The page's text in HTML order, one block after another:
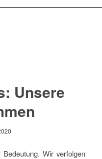
Unsere
Wir verfolgen